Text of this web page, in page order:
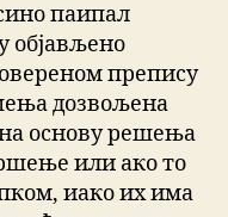
паипал
објављено
препису
дозвољена
основу решења
или ако то
иако их има